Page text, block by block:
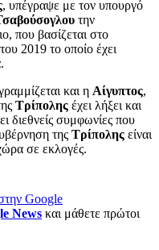
, υπέγραψε με τον υπουργό
την
που βασίζεται στο
2019 το οποίο έχει
και η Αίγυπτος,
Τρίπολης έχει λήξει και
διεθνείς συμφωνίες που
της Τρίπολης είναι
σε εκλογές.
Google
News και μάθετε πρώτοι